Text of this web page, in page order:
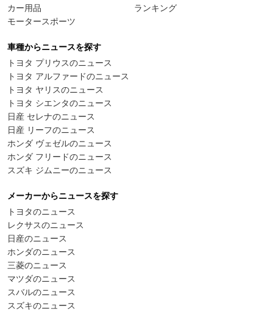
カー用品
モータースポーツ
ランキング
車種からニュースを探す
トヨタ プリウスのニュース
トヨタ アルファードのニュース
トヨタ ヤリスのニュース
トヨタ シエンタのニュース
日産 セレナのニュース
日産 リーフのニュース
ホンダ ヴェゼルのニュース
ホンダ フリードのニュース
スズキ ジムニーのニュース
メーカーからニュースを探す
トヨタのニュース
レクサスのニュース
日産のニュース
ホンダのニュース
三菱のニュース
マツダのニュース
スバルのニュース
スズキのニュース